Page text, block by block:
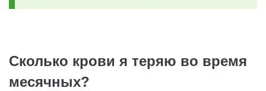
Сколько крови я теряю во время
месячных?